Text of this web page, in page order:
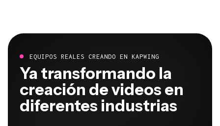
Ya transformando la
creación de videos en
diferentes industrias